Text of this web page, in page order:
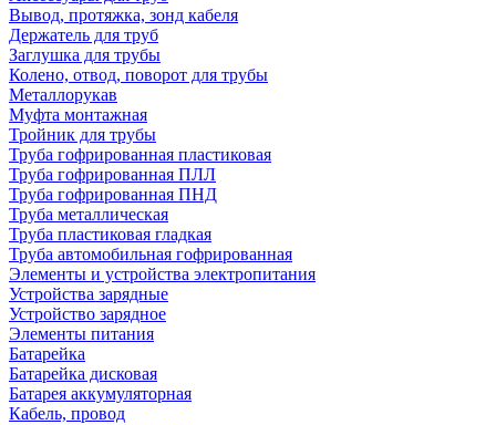
Вывод, протяжка, зонд кабеля
Держатель для труб
Заглушка для трубы
Колено, отвод, поворот для трубы
Металлорукав
Муфта монтажная
Тройник для трубы
Труба гофрированная пластиковая
Труба гофрированная ПЛЛ
Труба гофрированная ПНД
Труба металлическая
Труба пластиковая гладкая
Труба автомобильная гофрированная
Элементы и устройства электропитания
Устройства зарядные
Устройство зарядное
Элементы питания
Батарейка
Батарейка дисковая
Батарея аккумуляторная
Кабель, провод